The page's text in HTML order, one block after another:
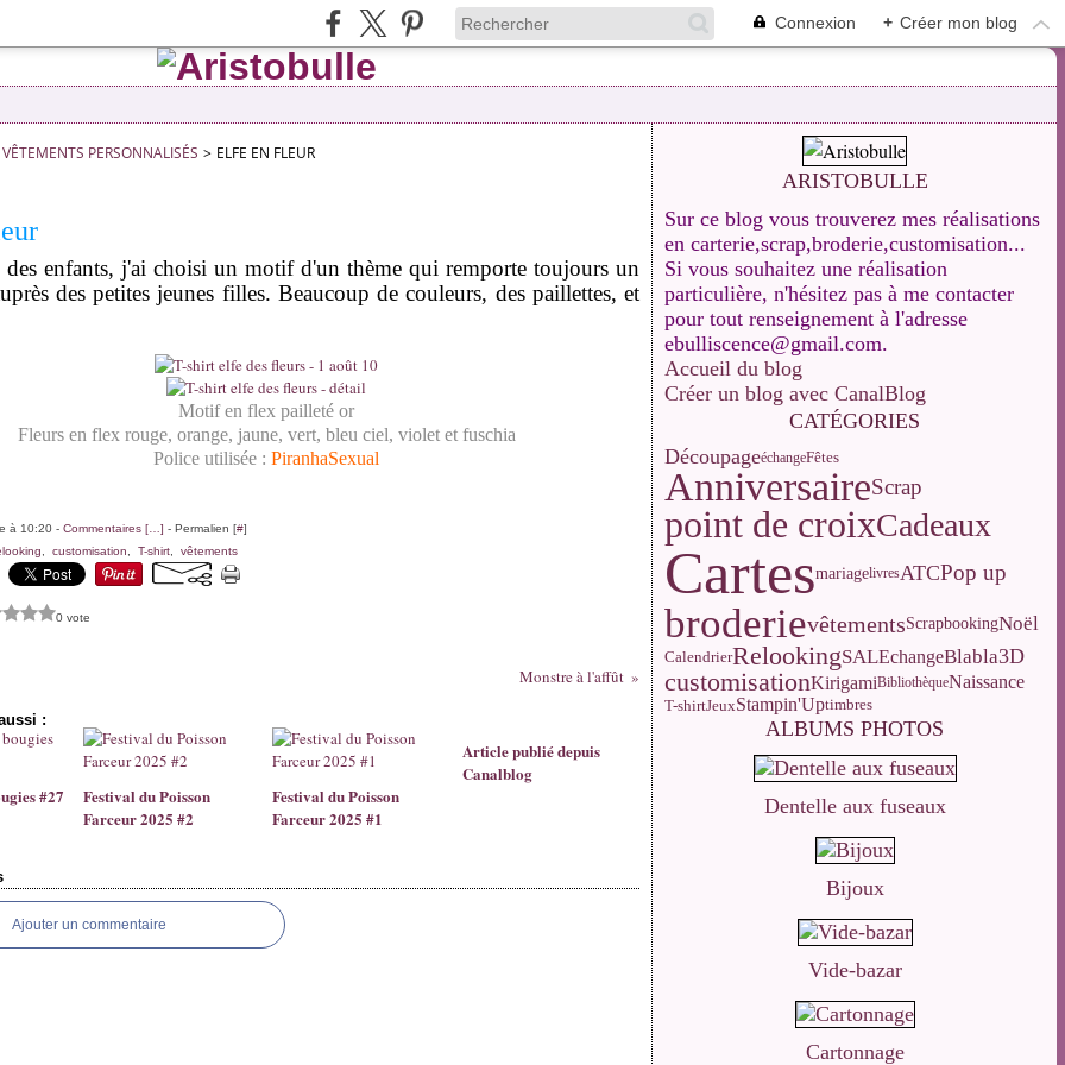
Connexion + Créer mon blog
VÊTEMENTS PERSONNALISÉS > ELFE EN FLEUR
des enfants, j'ai choisi un motif d'un thème qui remporte toujours un
des petites jeunes filles. Beaucoup de couleurs, des paillettes, et
Motif en flex pailleté or
Fleurs en flex rouge, orange, jaune, vert, bleu ciel, violet et fuschia
Police utilisée : PiranhaSexual
à 10:20 - Commentaires [ ] - Permalien [#]
customisation T-shirt vêtements
0 vote
Monstre à l'affût
:
#27
Festival du Poisson
Farceur 2025 #2
Festival du Poisson
Farceur 2025 #1
Article publié depuis
Canalblog
Ajouter un commentaire
ARISTOBULLE
Sur ce blog vous trouverez mes réalisations
en carterie,scrap,broderie,customisation...
Si vous souhaitez une réalisation
particulière, n'hésitez pas à me contacter
pour tout renseignement à l'adresse
ebulliscence@gmail.com.
Accueil du blog
Créer un blog avec CanalBlog
CATÉGORIES
DécoupageéchangeFêtes
AnniversaireScrap
point de croixCadeaux
CartesmariagelivresATCPop up
broderievêtementsScrapbookingNoël
CalendrierRelookingSALEchangeBlabla3D
customisationKirigamiBibliothèqueNaissance
T-shirtJeuxStampin'Uptimbres
ALBUMS PHOTOS
Dentelle aux fuseaux
Bijoux
Vide-bazar
Cartonnage